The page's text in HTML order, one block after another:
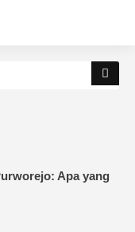
Apa yang